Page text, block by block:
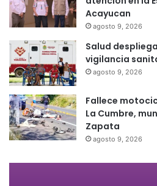
Acayucan
agosto 9, 2026
Salud
vigilancia
agosto 9, 2026
Fallece
La Cumbre,
Zapata
agosto 9, 2026